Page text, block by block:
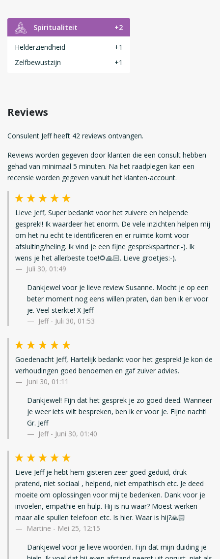
Spiritualiteit +2
Helderziendheid
+1
Zelfbewustzijn
+1
Reviews
Consulent Jeff heeft 42 reviews ontvangen.
Reviews worden gegeven door klanten die een consult hebben
gehad van minimaal 5 minuten. Na het raadplegen kan een
recensie worden gegeven vanuit het klanten-account.
Lieve Jeff, Super bedankt voor het zuivere en helpende
gesprek!! Ik waardeer het enorm. De vele inzichten helpen mij
om het nu echt te identificeren en er ruimte komt voor
afsluiting/heling. Ik vind je een fijne gesprekspartner:-). Ik
wens je het allerbeste toe!🌻🙏🏻. Lieve groetjes:-).
Juli 30, 01:49
Dankjewel voor je lieve review Susanne. Mocht je op een
beter moment nog eens willen praten, dan ben ik er voor
je. Veel sterkte! X Jeff
Jeff - Juli 30, 01:53
Goedenacht Jeff, Hartelijk bedankt voor het gesprek! Je kon de
verhoudingen goed benoemen en gaf zuiver advies.
Juni 30, 01:11
Dankjewel! Fijn dat het gesprek je zo goed deed. Wanneer
je weer iets wilt bespreken, ben ik er voor je. Fijne nacht!
Gr. Jeff
Jeff - Juni 30, 01:40
Lieve Jeff je hebt hem gisteren zeer goed geduid, druk
pratend, niet sociaal , helpend, niet empathisch etc. Je deed
moeite om oplossingen voor mij te bedenken. Dank voor je
invoelen, empathie en hulp. Hij is nu waar? Moest werken
maar alle spullen telefoon etc. Is hier. Waar is hij?🙏🏻
Martine - Mei 25, 12:15
Dankjewel voor je lieve woorden. Fijn dat mijn duiding je